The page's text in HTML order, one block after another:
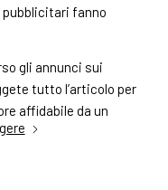
fanno
gli annunci sui
tutto l’articolo per
affidabile da un